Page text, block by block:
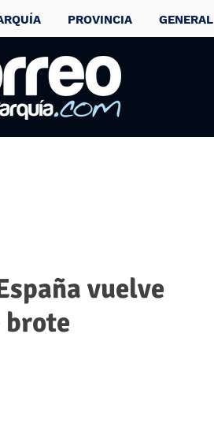
PROVINCIA GENERAL
vuelve
brote